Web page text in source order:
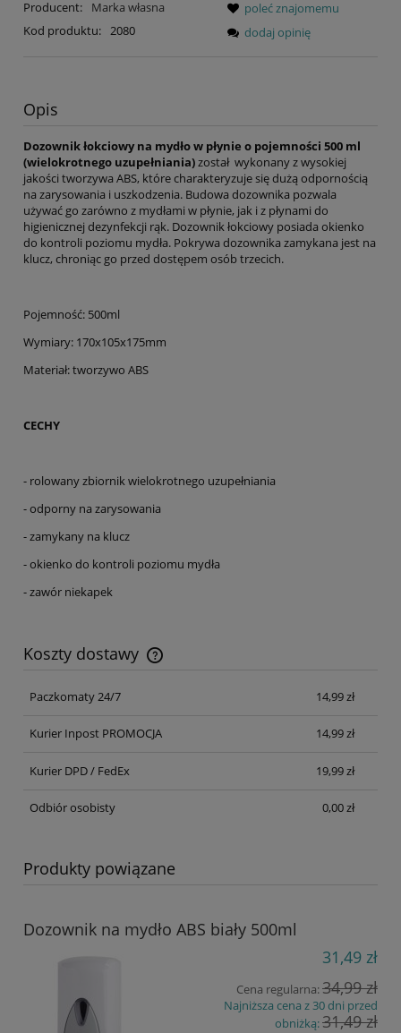
Producent:
Marka własna
Kod produktu: 2080
poleć znajomemu
dodaj opinię
Opis
Dozownik łokciowy na mydło w płynie o pojemności 500 ml
(wielokrotnego uzupełniania)został wykonany z wysokiej
jakości tworzywa ABS, które charakteryzuje się dużą odpornością
na zarysowania i uszkodzenia. Budowa dozownika pozwala
używać go zarówno z mydłami w płynie, jak i z płynami do
higienicznej dezynfekcji rąk. Dozownik łokciowy posiada okienko
do kontroli poziomu mydła. Pokrywa dozownika zamykana jest na
klucz, chroniąc go przed dostępem osób trzecich.
Pojemność: 500ml
Wymiary: 170x105x175mm
Materiał: tworzywo ABS
CECHY
- rolowany zbiornik wielokrotnego uzupełniania
- odporny na zarysowania
- zamykany na klucz
- okienko do kontroli poziomu mydła
- zawór niekapek
Koszty dostawy
Cena nie zawiera ewentualnych kosztów płatności
Paczkomaty 24/7
14,99 zł
Kurier Inpost PROMOCJA 14,99 zł
Kurier DPD / FedEx 19,99 zł
Odbiór osobisty 0,00 zł
Produkty powiązane
Dozownik na mydło ABS biały 500ml
31,49 zł
Cena regularna:34,99 zł
Najniższa cena z 30 dni przed
obniżką:31,49 zł